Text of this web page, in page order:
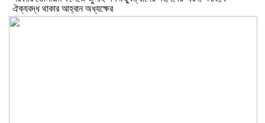
ঐক্যবদ্ধ থাকার আহ্বান অধ্যক্ষের